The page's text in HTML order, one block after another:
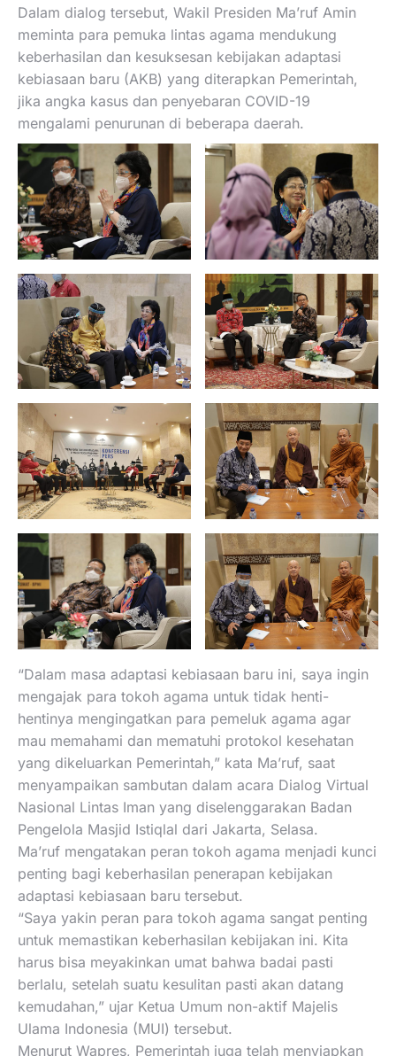
Dalam dialog tersebut, Wakil Presiden Ma’ruf Amin
meminta para pemuka lintas agama mendukung
keberhasilan dan kesuksesan kebijakan adaptasi
kebiasaan baru (AKB) yang diterapkan Pemerintah,
jika angka kasus dan penyebaran COVID-19
mengalami penurunan di beberapa daerah.
“Dalam masa adaptasi kebiasaan baru ini, saya ingin
mengajak para tokoh agama untuk tidak henti-
hentinya mengingatkan para pemeluk agama agar
mau memahami dan mematuhi protokol kesehatan
yang dikeluarkan Pemerintah,” kata Ma’ruf, saat
menyampaikan sambutan dalam acara Dialog Virtual
Nasional Lintas Iman yang diselenggarakan Badan
Pengelola Masjid Istiqlal dari Jakarta, Selasa.
Ma’ruf mengatakan peran tokoh agama menjadi kunci
penting bagi keberhasilan penerapan kebijakan
adaptasi kebiasaan baru tersebut.
“Saya yakin peran para tokoh agama sangat penting
untuk memastikan keberhasilan kebijakan ini. Kita
harus bisa meyakinkan umat bahwa badai pasti
berlalu, setelah suatu kesulitan pasti akan datang
kemudahan,” ujar Ketua Umum non-aktif Majelis
Ulama Indonesia (MUI) tersebut.
Menurut Wapres, Pemerintah juga telah menyiapkan